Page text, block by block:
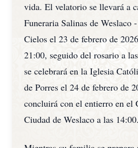
vida. El velatorio se llevará a
Funeraria Salinas de Weslaco
Cielos el 23 de febrero de
21:00, seguido del rosario a
se celebrará en la Iglesia
de Porres el 24 de febrero de
concluirá con el entierro en el
Ciudad de Weslaco a las 14:00.